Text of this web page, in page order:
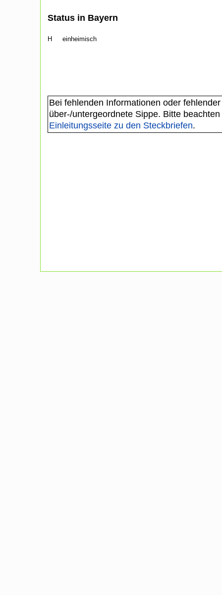
Status in Bayern
H einheimisch
Bei fehlenden Informationen oder
über-/untergeordnete Sippe. Bitte
Einleitungsseite zu den Steckbriefen.